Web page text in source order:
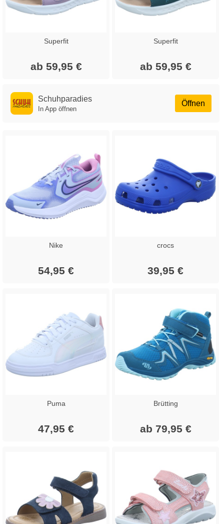
Superfit
ab 59,95 €
Superfit
ab 59,95 €
Öffnen
Schuhparadies
In App öffnen
Nike
54,95 €
crocs
39,95 €
Puma
47,95 €
Brütting
ab 79,95 €